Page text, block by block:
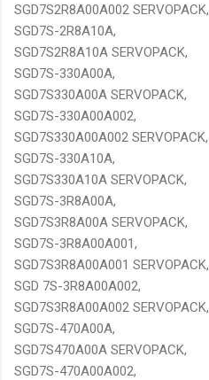
SGD7S2R8A00A002 SERVOPACK,
SGD7S-2R8A10A,
SGD7S2R8A10A SERVOPACK,
SGD7S-330A00A,
SGD7S330A00A SERVOPACK,
SGD7S-330A00A002,
SGD7S330A00A002 SERVOPACK,
SGD7S-330A10A,
SGD7S330A10A SERVOPACK,
SGD7S-3R8A00A,
SGD7S3R8A00A SERVOPACK,
SGD7S-3R8A00A001,
SGD7S3R8A00A001 SERVOPACK,
SGD 7S-3R8A00A002,
SGD7S3R8A00A002 SERVOPACK,
SGD7S-470A00A,
SGD7S470A00A SERVOPACK,
SGD7S-470A00A002,